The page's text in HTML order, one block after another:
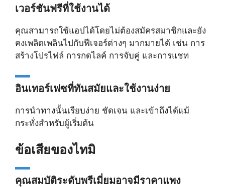
เวอร์ชันฟรีที่ใช้งานได้
คุณสามารถใช้แอปได้โดยไม่ต้องสมัครสมาชิกและยัง
คงเพลิดเพลินไปกับฟีเจอร์ต่างๆ มากมายได้ เช่น การ
สร้างโปรไฟล์ การกดไลค์ การจับคู่ และการแชท
อินเทอร์เฟซที่ทันสมัยและใช้งานง่าย
การนำทางนั้นเรียบง่าย ชัดเจน และเข้าถึงได้แม้
กระทั่งสำหรับผู้เริ่มต้น
ข้อเสียของไทมิ
คุณสมบัติระดับพรีเมี่ยมอาจมีราคาแพง